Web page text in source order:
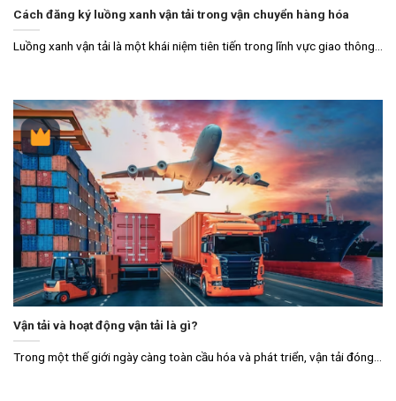
Cách đăng ký luồng xanh vận tải trong vận chuyển hàng hóa
Luồng xanh vận tải là một khái niệm tiên tiến trong lĩnh vực giao thông...
Vận tải và hoạt động vận tải là gì?
Trong một thế giới ngày càng toàn cầu hóa và phát triển, vận tải đóng...